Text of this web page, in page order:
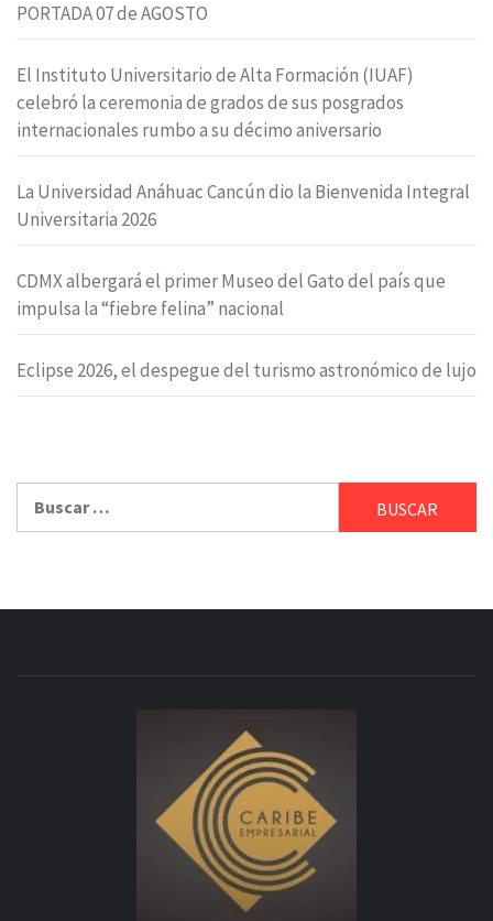
PORTADA 07 de AGOSTO
El Instituto Universitario de Alta Formación (IUAF)
celebró la ceremonia de grados de sus posgrados
internacionales rumbo a su décimo aniversario
La Universidad Anáhuac Cancún dio la Bienvenida Integral
Universitaria 2026
CDMX albergará el primer Museo del Gato del país que
impulsa la “fiebre felina” nacional
Eclipse 2026, el despegue del turismo astronómico de lujo